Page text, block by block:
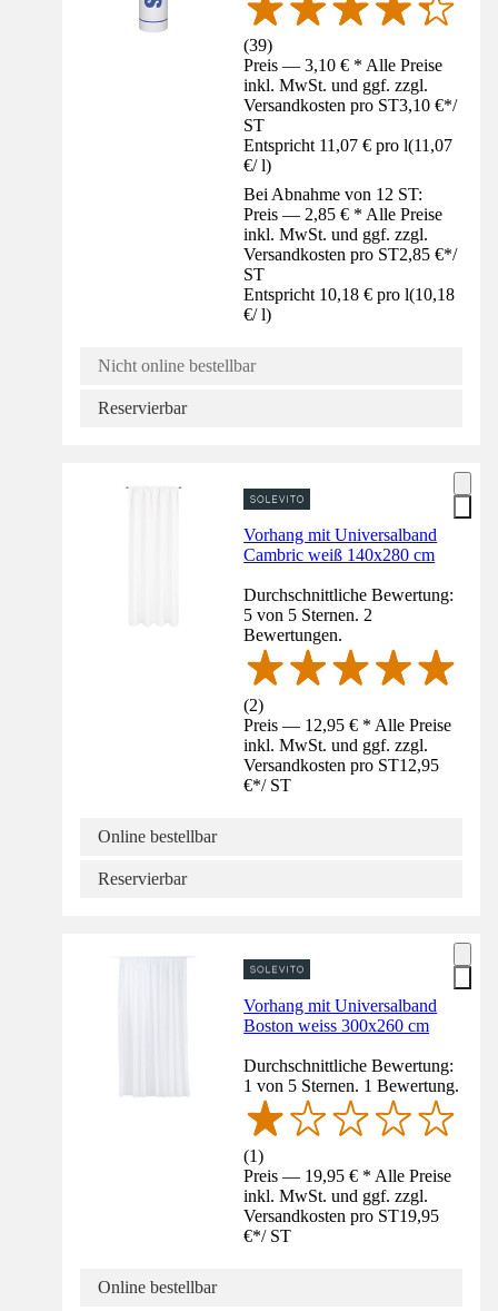
(39)
Preis — 3,10 € * Alle Preise
inkl. MwSt. und ggf. zzgl.
Versandkosten pro ST3,10 €*/
ST
Entspricht 11,07 € pro l(11,07
€/ l)
Bei Abnahme von 12 ST:
Preis — 2,85 € * Alle Preise
inkl. MwSt. und ggf. zzgl.
Versandkosten pro ST2,85 €*/
ST
Entspricht 10,18 € pro l(10,18
€/ l)
Nicht online bestellbar
Reservierbar
Vorhang mit Universalband
Cambric weiß 140x280 cm
Durchschnittliche Bewertung:
5 von 5 Sternen. 2
Bewertungen.
(2)
Preis — 12,95 € * Alle Preise
inkl. MwSt. und ggf. zzgl.
Versandkosten pro ST12,95
€*/ ST
Online bestellbar
Reservierbar
Vorhang mit Universalband
Boston weiss 300x260 cm
Durchschnittliche Bewertung:
1 von 5 Sternen. 1 Bewertung.
(1)
Preis — 19,95 € * Alle Preise
inkl. MwSt. und ggf. zzgl.
Versandkosten pro ST19,95
€*/ ST
Online bestellbar